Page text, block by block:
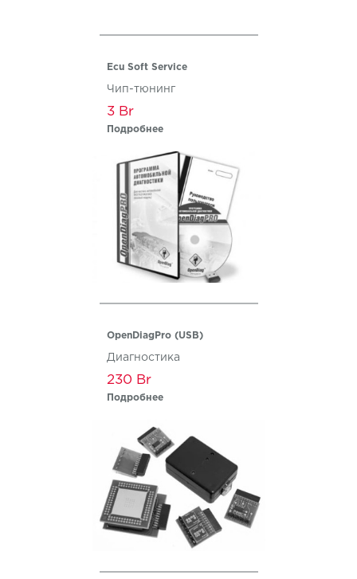
Ecu Soft Service
Чип-тюнинг
3
Подробнее
OpenDiagPro (USB)
Диагностика
230
Подробнее